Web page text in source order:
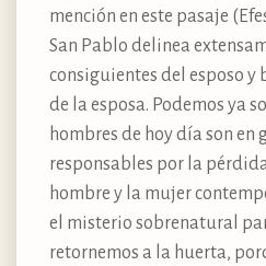
mención en este pasaje
San Pablo delinea
consiguientes del esposo y
de la esposa. Podemos ya
hombres de hoy día son en
responsables por la
hombre y la mujer
el misterio sobrenatural
retornemos a la huerta,